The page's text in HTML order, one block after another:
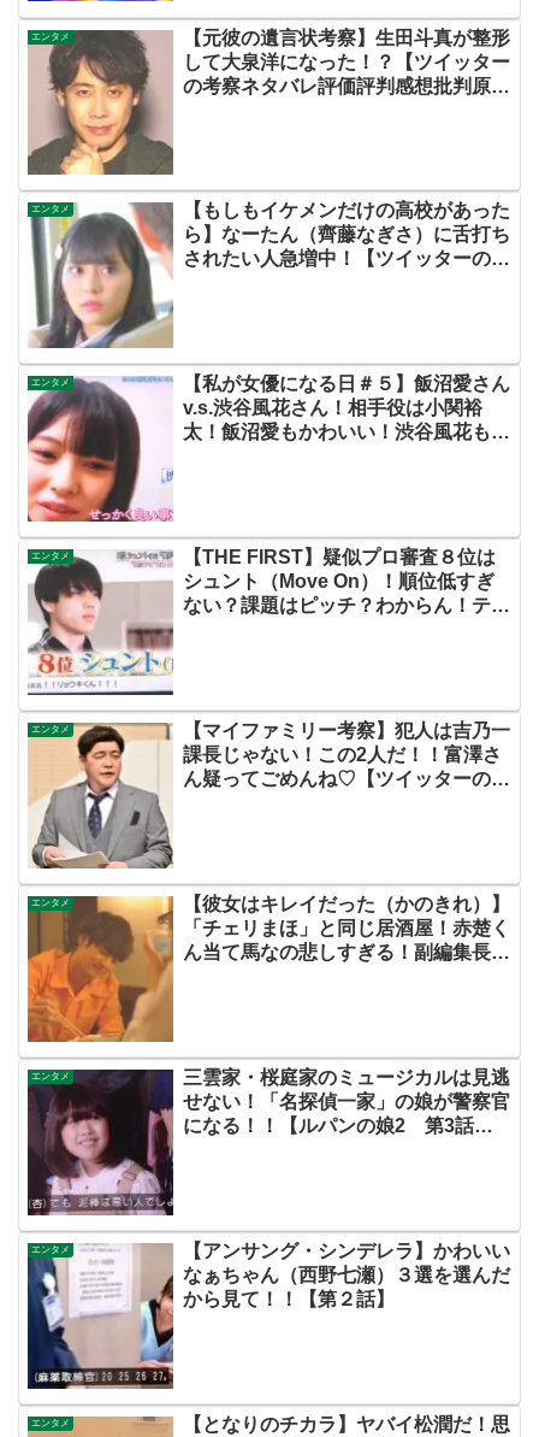
エンタメ
【元彼の遺言状考察】生田斗真が整形
して大泉洋になった！？【ツイッター
の考察ネタバレ評価評判感想批判原作
エンタメ
【もしもイケメンだけの高校があった
ら】なーたん（齊藤なぎさ）に舌打ち
されたい人急増中！【ツイッターの考
エンタメ
【私が女優になる日＃５】飯沼愛さん
v.s.渋谷風花さん！相手役は小関裕
太！飯沼愛もかわいい！渋谷風花もか
エンタメ
【THE FIRST】疑似プロ審査８位は
シュント（Move On）！順位低すぎ
ない？課題はピッチ？わからん！テン
エンタメ
【マイファミリー考察】犯人は吉乃一
課長じゃない！この2人だ！！富澤さ
ん疑ってごめんね♡【ツイッターの考
エンタメ
【彼女はキレイだった（かのきれ）】
「チェリまほ」と同じ居酒屋！赤楚く
ん当て馬なの悲しすぎる！副編集長に
エンタメ
三雲家・桜庭家のミュージカルは見逃
せない！「名探偵一家」の娘が警察官
になる！！【ルパンの娘2 第3話ネ
エンタメ
【アンサング・シンデレラ】かわいい
なぁちゃん（西野七瀬）３選を選んだ
から見て！！【第２話】
エンタメ 【となりのチカラ】ヤバイ松潤だ！思